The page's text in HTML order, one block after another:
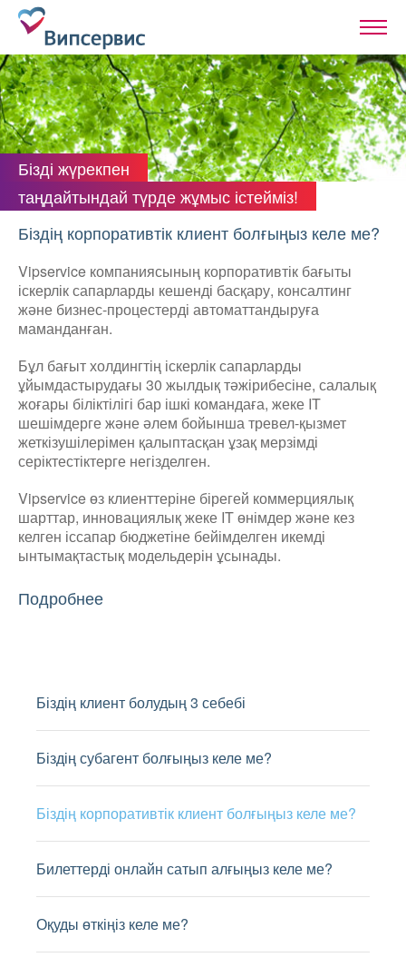
Бізді жүрекпен
таңдайтындай түрде жұмыс істейміз!
Біздің корпоративтік клиент болғыңыз келе ме?
Vipservice компаниясының корпоративтік бағыты
іскерлік сапарларды кешенді басқару, консалтинг
және бизнес-процестерді автоматтандыруға
маманданған.
Бұл бағыт холдингтің іскерлік сапарларды
ұйымдастырудағы 30 жылдық тәжірибесіне, салалық
жоғары біліктілігі бар ішкі командаға, жеке IT
шешімдерге және әлем бойынша тревел-қызмет
жеткізушілерімен қалыптасқан ұзақ мерзімді
серіктестіктерге негізделген.
Vipservice өз клиенттеріне бірегей коммерциялық
шарттар, инновациялық жеке IT өнімдер және кез
келген іссапар бюджетіне бейімделген икемді
ынтымақтастық модельдерін ұсынады.
Подробнее
Біздің клиент болудың 3 себебі
Біздің субагент болғыңыз келе ме?
Біздің корпоративтік клиент болғыңыз келе ме?
Билеттерді онлайн сатып алғыңыз келе ме?
Оқуды өткіңіз келе ме?